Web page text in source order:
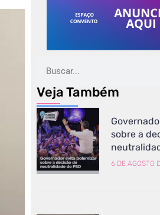
Veja Também
sobre a
6 DE AGOSTO